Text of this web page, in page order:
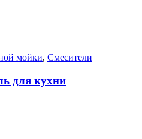
мойки, Смесители
для кухни